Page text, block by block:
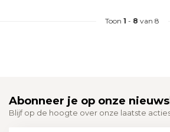
Toon 1 - 8 van 8
Abonneer je op onze
Blijf op de hoogte over onze laatste